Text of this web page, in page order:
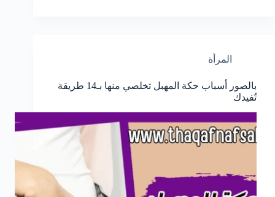
المرأة
بالصور أسباب حكة المهبل تخلصي منها بـ14 طريقة
تُفيدك